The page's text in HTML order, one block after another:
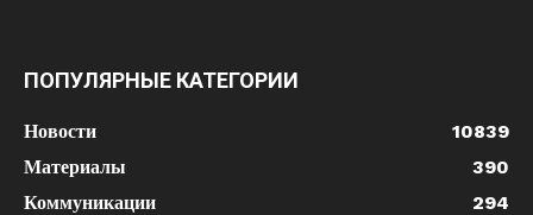
ПОПУЛЯРНЫЕ КАТЕГОРИИ
Новости
10839
Материалы
390
Коммуникации
294